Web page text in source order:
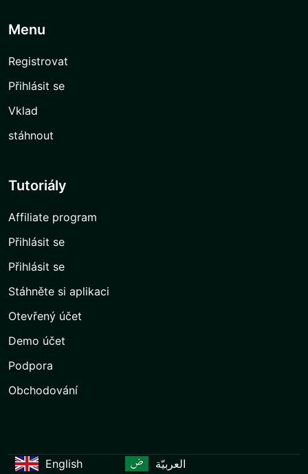
Menu
Registrovat
Přihlásit se
Vklad
stáhnout
Tutoriály
Affiliate program
Přihlásit se
Přihlásit se
Stáhněte si aplikaci
Otevřený účet
Demo účet
Podpora
Obchodování
English العربيّة